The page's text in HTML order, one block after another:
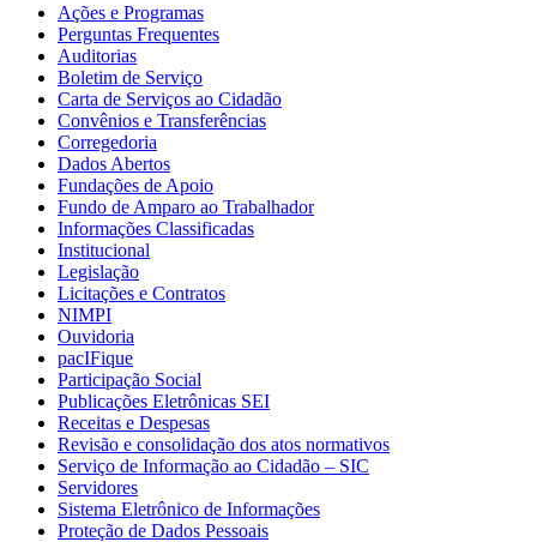
Ações e Programas
Perguntas Frequentes
Auditorias
Boletim de Serviço
Carta de Serviços ao Cidadão
Convênios e Transferências
Corregedoria
Dados Abertos
Fundações de Apoio
Fundo de Amparo ao Trabalhador
Informações Classificadas
Institucional
Legislação
Licitações e Contratos
NIMPI
Ouvidoria
pacIFique
Participação Social
Publicações Eletrônicas SEI
Receitas e Despesas
Revisão e consolidação dos atos normativos
Serviço de Informação ao Cidadão – SIC
Servidores
Sistema Eletrônico de Informações
Proteção de Dados Pessoais